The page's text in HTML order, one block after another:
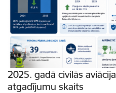
2025. gadā civilās
atgadījumu skaits